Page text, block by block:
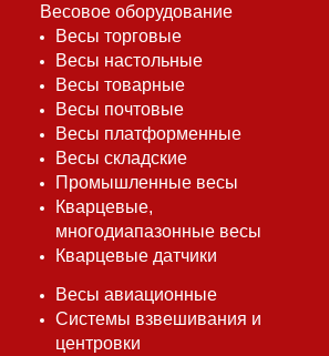
Весовое оборудование
Весы торговые
Весы настольные
Весы товарные
Весы почтовые
Весы платформенные
Весы складские
Промышленные весы
Кварцевые,
многодиапазонные весы
Кварцевые датчики
Весы авиационные
Системы взвешивания и
центровки